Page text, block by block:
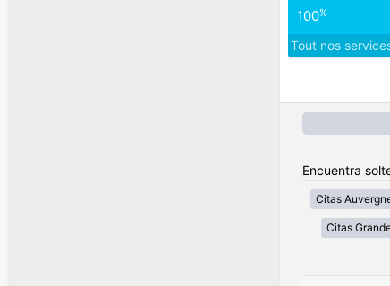
100%
Tout nos
Encuentra
Citas
Citas